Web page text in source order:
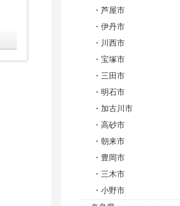
芦屋市
伊丹市
川西市
宝塚市
三田市
明石市
加古川市
高砂市
朝来市
豊岡市
三木市
小野市